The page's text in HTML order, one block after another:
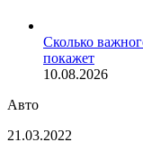
Сколько
покажет
10.08.2026
Авто
Рост
21.03.2022